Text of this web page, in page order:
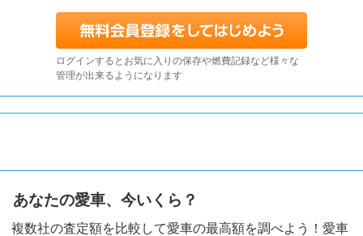
ログインするとお気に入りの保存や燃費記録など様々な
管理が出来るようになります
あなたの愛車、今いくら？
複数社の査定額を比較して愛車の最高額を調べよう！愛車